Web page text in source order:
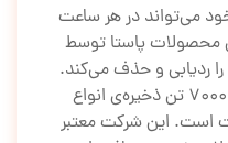
می‌تواند در هر ساعت
محصولات پاستا توسط
را ردیابی و حذف می‌کند.
انبار این شرکت نیز دارای ظرفیت 7000 تن ذخیره‌ی انواع
است. این شرکت معتبر